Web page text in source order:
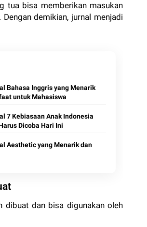
tua bisa memberikan masukan
demikian, jurnal menjadi
Bahasa Inggris yang Menarik
untuk Mahasiswa
7 Kebiasaan Anak Indonesia
Dicoba Hari Ini
Aesthetic yang Menarik dan
dibuat dan bisa digunakan oleh